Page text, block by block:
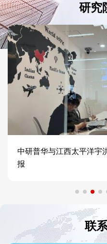
研究
中研普华与江西太平洋宇
报
联